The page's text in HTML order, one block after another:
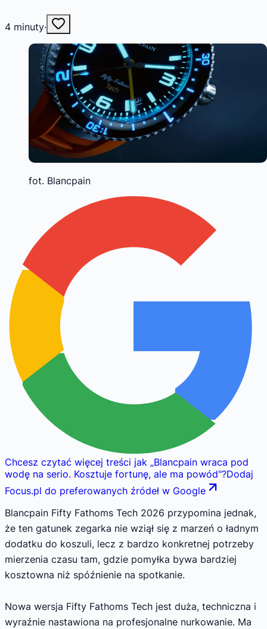
4 minuty·
fot. Blancpain
Chcesz czytać więcej treści jak „Blancpain wraca pod
wodę na serio. Kosztuje fortunę, ale ma powód"?Dodaj
Focus.pl do preferowanych źródeł w Google
Blancpain Fifty Fathoms Tech 2026 przypomina jednak,
że ten gatunek zegarka nie wziął się z marzeń o ładnym
dodatku do koszuli, lecz z bardzo konkretnej potrzeby
mierzenia czasu tam, gdzie pomyłka bywa bardziej
kosztowna niż spóźnienie na spotkanie.
Nowa wersja Fifty Fathoms Tech jest duża, techniczna i
wyraźnie nastawiona na profesjonalne nurkowanie. Ma